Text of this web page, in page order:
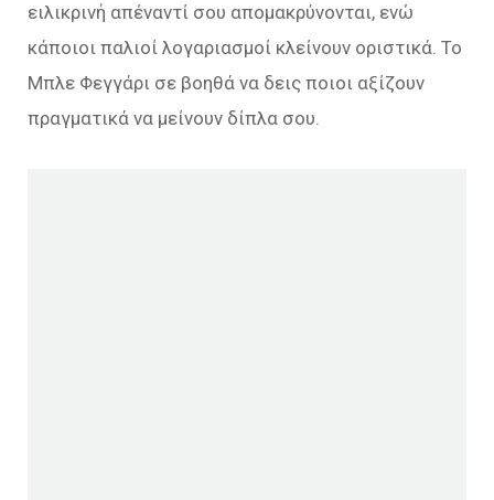
ειλικρινή απέναντί σου απομακρύνονται, ενώ
κάποιοι παλιοί λογαριασμοί κλείνουν οριστικά. Το
Μπλε Φεγγάρι σε βοηθά να δεις ποιοι αξίζουν
πραγματικά να μείνουν δίπλα σου.